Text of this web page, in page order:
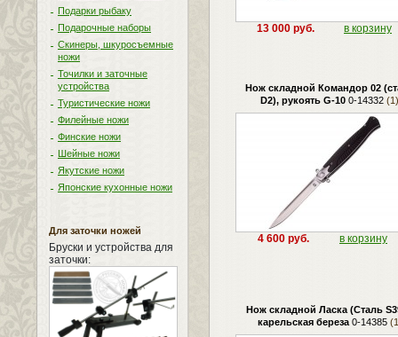
Подарки рыбаку
Подарочные наборы
Скинеры, шкуросъемные
ножи
Точилки и заточные
устройства
Туристические ножи
Филейные ножи
Финские ножи
Шейные ножи
Якутские ножи
Японские кухонные ножи
Для заточки ножей
Бруски и устройства для
заточки:
13 000 руб. в корзину
Нож складной Командор 02
D2), рукоять G-10 0-14332 (1)
4 600 руб. в корзину
Нож складной Ласка (Сталь
карельская береза0-14385